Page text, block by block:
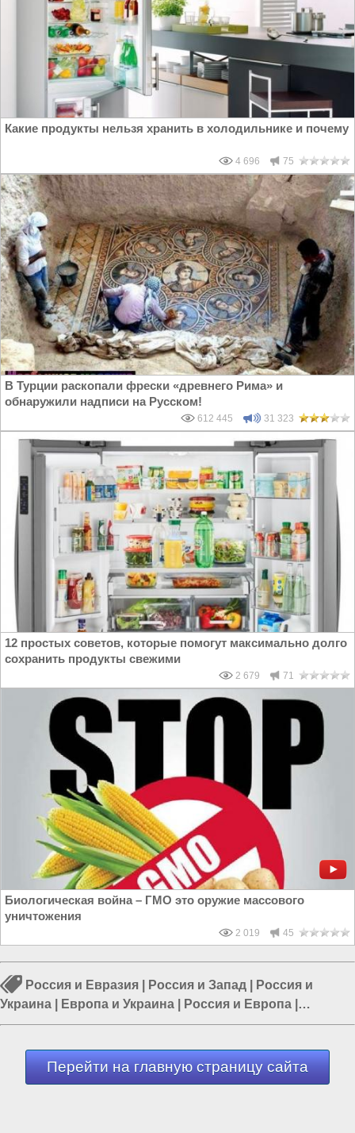
Какие продукты нельзя хранить в холодильнике и почему
4 696 75
В Турции раскопали фрески «древнего Рима» и
обнаружили надписи на Русском!
612 445 31 323
12 простых советов, которые помогут максимально долго
сохранить продукты свежими
2 679 71
Биологическая война – ГМО это оружие массового
уничтожения
2 019 45
Россия и Евразия Россия и Запад
Россия и
Украина
Европа и Украина Россия и Европа
Сделано в России|Россия и ЕС
Перейти на главную страницу сайта